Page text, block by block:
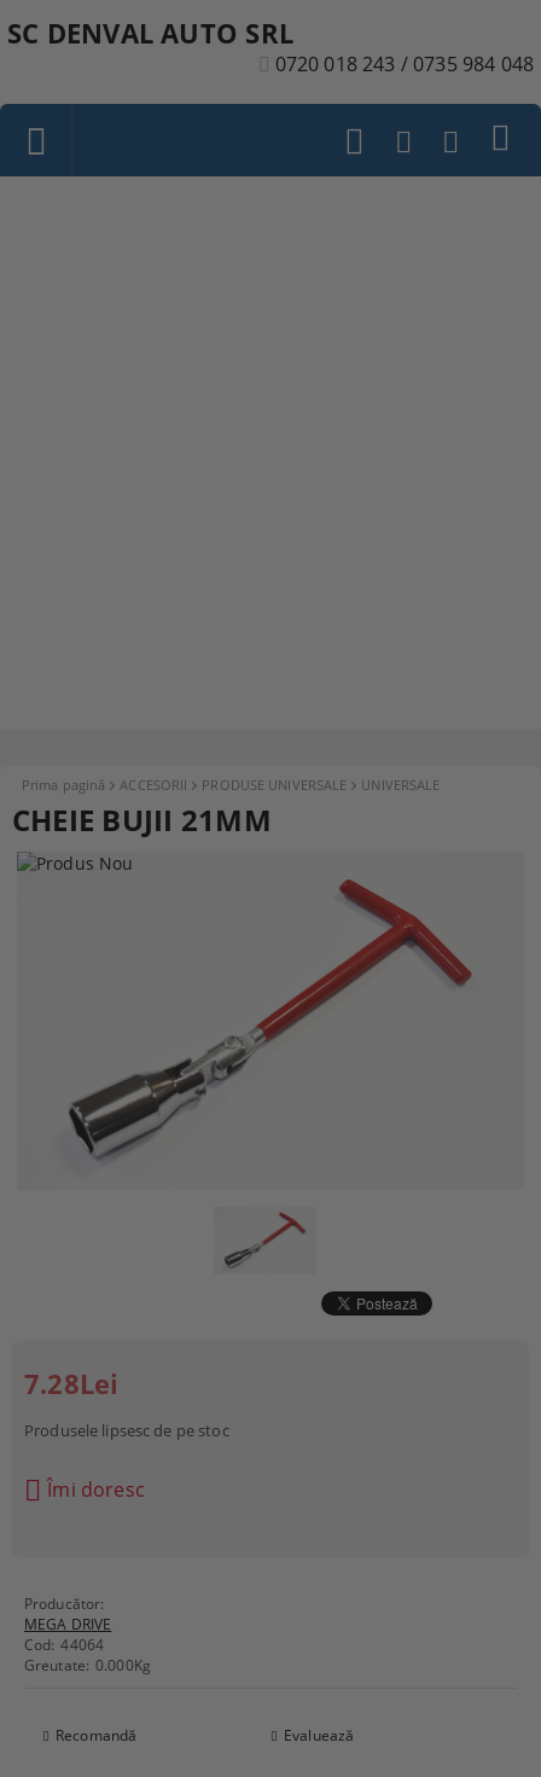
SC DENVAL AUTO SRL
0720 018 243 / 0735 984 048
Prima pagină ACCESORII PRODUSE UNIVERSALE UNIVERSALE
CHEIE BUJII 21MM
Producător:
MEGA DRIVE
Cod: 44064
Greutate: 0.000Kg
Recomandă Evaluează
7.28Lei
Produsele lipsesc de pe stoc
Îmi doresc